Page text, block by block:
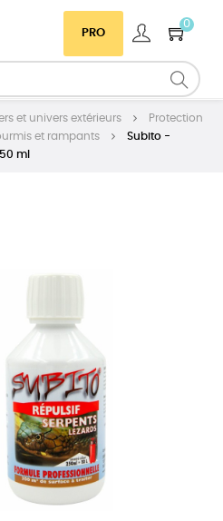
PRO
0
et univers extérieurs
Protection
et rampants
Subito -
ml